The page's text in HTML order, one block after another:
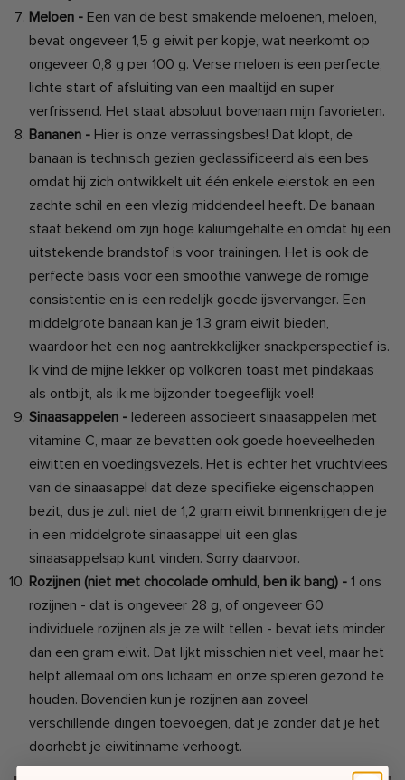
Meloen - Een van de best smakende meloenen, meloen,
bevat ongeveer 1,5 g eiwit per kopje, wat neerkomt op
ongeveer 0,8 g per 100 g. Verse meloen is een perfecte,
lichte start of afsluiting van een maaltijd en super
verfrissend. Het staat absoluut bovenaan mijn favorieten.
Bananen - Hier is onze verrassingsbes! Dat klopt, de
banaan is technisch gezien geclassificeerd als een bes
omdat hij zich ontwikkelt uit één enkele eierstok en een
zachte schil en een vlezig middendeel heeft. De banaan
staat bekend om zijn hoge kaliumgehalte en omdat hij een
uitstekende brandstof is voor trainingen. Het is ook de
perfecte basis voor een smoothie vanwege de romige
consistentie en is een redelijk goede ijsvervanger. Een
middelgrote banaan kan je 1,3 gram eiwit bieden,
waardoor het een nog aantrekkelijker snackperspectief is.
Ik vind de mijne lekker op volkoren toast met pindakaas
als ontbijt, als ik me bijzonder toegeeflijk voel!
Sinaasappelen - Iedereen associeert sinaasappelen met
vitamine C, maar ze bevatten ook goede hoeveelheden
eiwitten en voedingsvezels. Het is echter het vruchtvlees
van de sinaasappel dat deze specifieke eigenschappen
bezit, dus je zult niet de 1,2 gram eiwit binnenkrijgen die je
in een middelgrote sinaasappel uit een glas
sinaasappelsap kunt vinden. Sorry daarvoor.
Rozijnen (niet met chocolade omhuld, ben ik bang) - 1 ons
rozijnen - dat is ongeveer 28 g, of ongeveer 60
individuele rozijnen als je ze wilt tellen - bevat iets minder
dan een gram eiwit. Dat lijkt misschien niet veel, maar het
helpt allemaal om ons lichaam en onze spieren gezond te
houden. Bovendien kun je rozijnen aan zoveel
verschillende dingen toevoegen, dat je zonder dat je het
doorhebt je eiwitinname verhoogt.